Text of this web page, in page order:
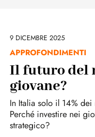
9 DICEMBRE 2025
APPROFONDIMENTI
Il futuro del
giovane?
In Italia solo il 14%
Perché investire nei
strategico?